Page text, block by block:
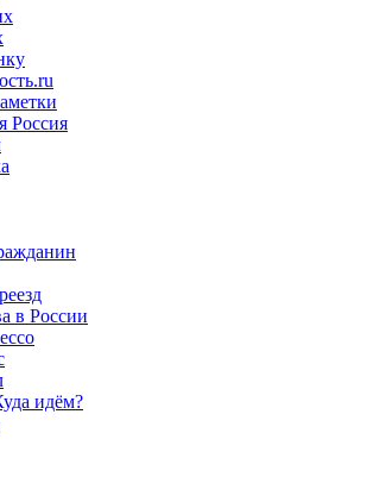
Россия
в России
идём?